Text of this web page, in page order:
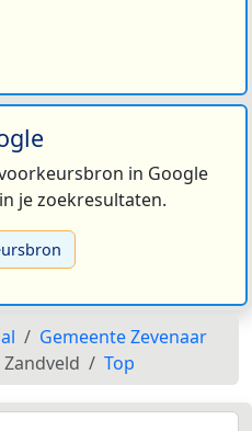
in Google
je zoekresultaten.
Gemeente Zevenaar
Zandveld Top